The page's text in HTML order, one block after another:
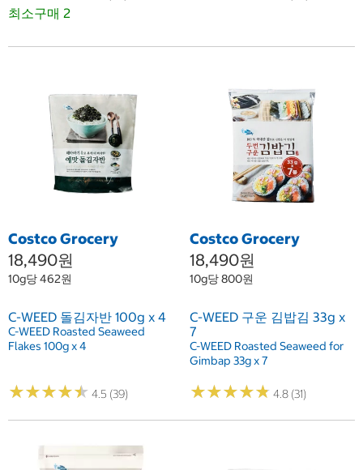
최소구매 2
Costco Grocery
18,490원
10g당 462원
C-WEED 돌김자반 100g x 4
C-WEED Roasted Seaweed
Flakes 100g x 4
★★★★★
★★★★★ 4.5 (39)
Costco Grocery
18,490원
10g당 800원
C-WEED 구운 김밥김 33g x
7
C-WEED Roasted Seaweed for
Gimbap 33g x 7
★★★★★
★★★★★ 4.8 (31)